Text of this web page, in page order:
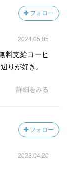
フォロー
2024.05.05
料支給コーヒ
りが好き。
詳細をみる
フォロー
2023.04.20